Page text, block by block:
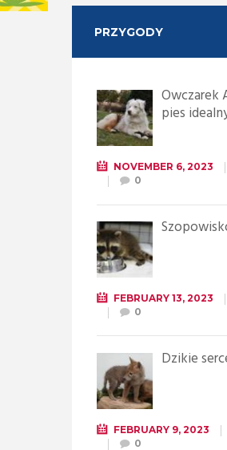
PRZYGODY
Owczarek
pies
NOVEMBER 6, 2023
0
FEBRUARY 13, 2023
0
Dzikie
FEBRUARY 9, 2023
0